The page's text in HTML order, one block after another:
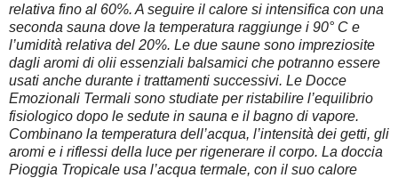
relativa fino al 60%. A seguire il calore si intensifica con una
seconda sauna dove la temperatura raggiunge i 90° C e
l’umidità relativa del 20%. Le due saune sono impreziosite
dagli aromi di olii essenziali balsamici che potranno essere
usati anche durante i trattamenti successivi. Le Docce
Emozionali Termali sono studiate per ristabilire l’equilibrio
fisiologico dopo le sedute in sauna e il bagno di vapore.
Combinano la temperatura dell’acqua, l’intensità dei getti, gli
aromi e i riflessi della luce per rigenerare il corpo. La doccia
Pioggia Tropicale usa l’acqua termale, con il suo calore